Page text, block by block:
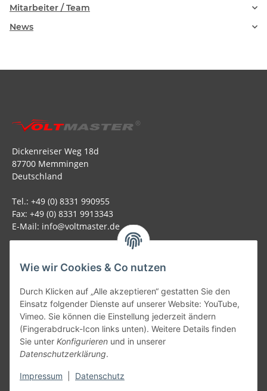
Wie wir Cookies & Co nutzen
Durch Klicken auf „Alle akzeptieren“ gestatten Sie den
Einsatz folgender Dienste auf unserer Website: YouTube,
Vimeo. Sie können die Einstellung jederzeit ändern
(Fingerabdruck-Icon links unten). Weitere Details finden
Sie unter Konfigurieren und in unserer
Datenschutzerklärung.
Impressum Datenschutz
Mitarbeiter / Team
News
Dickenreiser Weg 18d
87700 Memmingen
Deutschland
Tel.: +49 (0) 8331 990955
Fax: +49 (0) 8331 9913343
E-Mail: info@voltmaster.de
Allgemein
Teil unseres Netzwerks:
SmoliTec - Safety. Simplified. Worldwide. ( B2B Shop )